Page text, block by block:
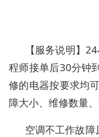
【服务说明】
程师接单后30分钟
修的电器按要求均
障大小、维修数量
空调不工作故